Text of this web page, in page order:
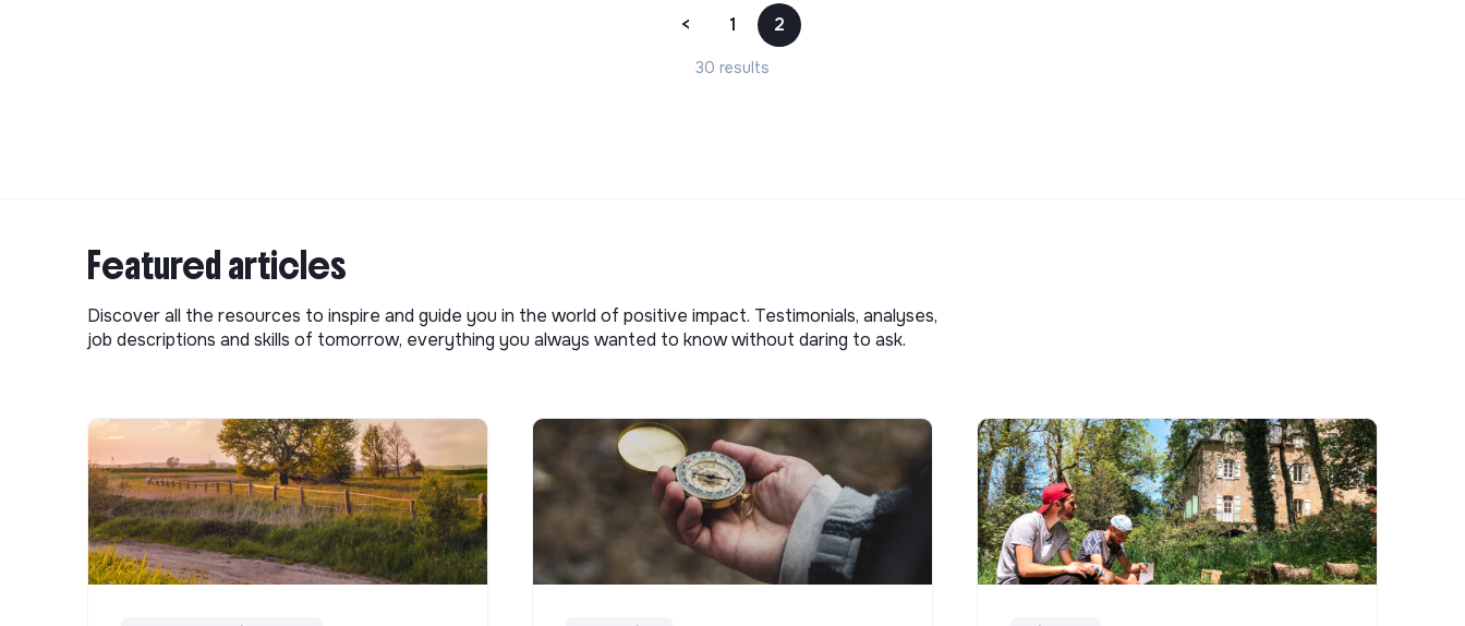
< 1 2
30 results
Featured articles
Discover all the resources to inspire and guide you in the world of positive impact. Testimonials, analyses,
job descriptions and skills of tomorrow, everything you always wanted to know without daring to ask.